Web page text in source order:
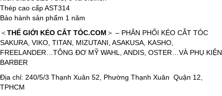
Thép cao cấp AST314
Bảo hành sản phẩm 1 năm
＜THẾ GIỚI KÉO CẮT TÓC.COM ＞ – PHÂN PHỐI KÉO CẮT TÓC
SAKURA, VIKO, TITAN, MIZUTANI, ASAKUSA, KASHO,
FREELANDER…TÔNG ĐƠ MỸ WAHL, ANDIS, OSTER…VÀ PHỤ KIỆN
BARBER
Địa chỉ: 240/5/3 Thạnh Xuân 52, Phường Thạnh Xuân Quận 12,
TPHCM